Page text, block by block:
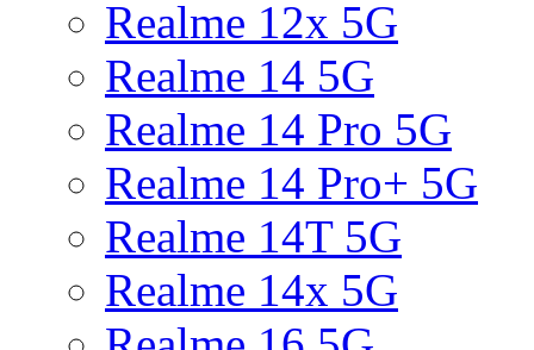
Realme 12x 5G
Realme 14 5G
Realme 14 Pro 5G
Realme 14 Pro+ 5G
Realme 14T 5G
Realme 14x 5G